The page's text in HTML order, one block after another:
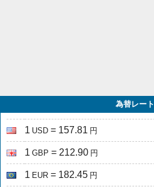
為替レート
1 USD = 157.81 円
1 GBP = 212.90 円
1 EUR = 182.45 円